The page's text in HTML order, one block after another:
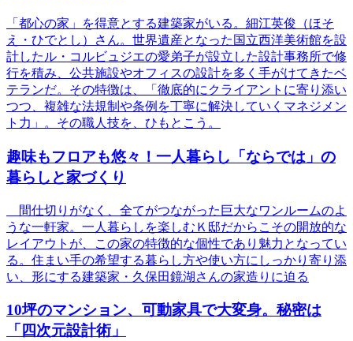
「都心の家」を得意とする建築家がいる。細江英俊（ほそ
え・ひでとし）さん。世界遺産となった国立西洋美術館を設
計したル・コルビュジエの愛弟子が設立した設計事務所で修
行を積み、公共施設やオフィスの設計を多く手がけてきたベ
テランだ。その特徴は、「徹底的にクライアントに寄り添い
つつ、複雑な法規制や条例を丁寧に解決していくマネジメン
ト力」。その職人技を、ひもとこう。
趣味もフロアも悠々！一人暮らし「ならでは」の
暮らしと家づくり
間仕切りがなく、全てがつながった巨大なワンルームのよ
うな一軒家。一人暮らしを楽しむＫ邸だからこその開放的な
レイアウトが、この家の特徴的な個性であり魅力となってい
る。住まい手の希望する暮らし方や使い方にしっかり寄り添
い、形にする建築家・久保田鏡湖さんの家造りに迫る
10坪のマンション、可動家具で大変身。秘密は
「四次元設計術」